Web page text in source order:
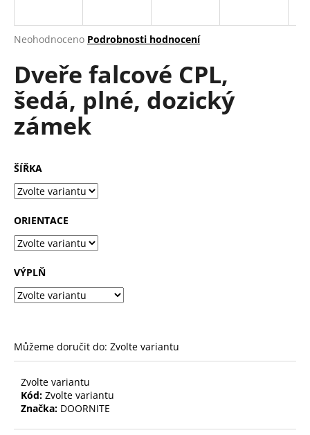
Průměrné
produktu
je
0,0
z
hvězdiček.
Neohodnoceno Podrobnosti hodnocení
Dveře falcové CPL,
šedá, plné, dozický
zámek
ŠÍŘKA
ORIENTACE
VÝPLŇ
Můžeme doručit do: Zvolte variantu
Zvolte variantu
Kód: Zvolte variantu
Značka: DOORNITE
j
t
?
D
o
p
o
r
u
j
e
m
e